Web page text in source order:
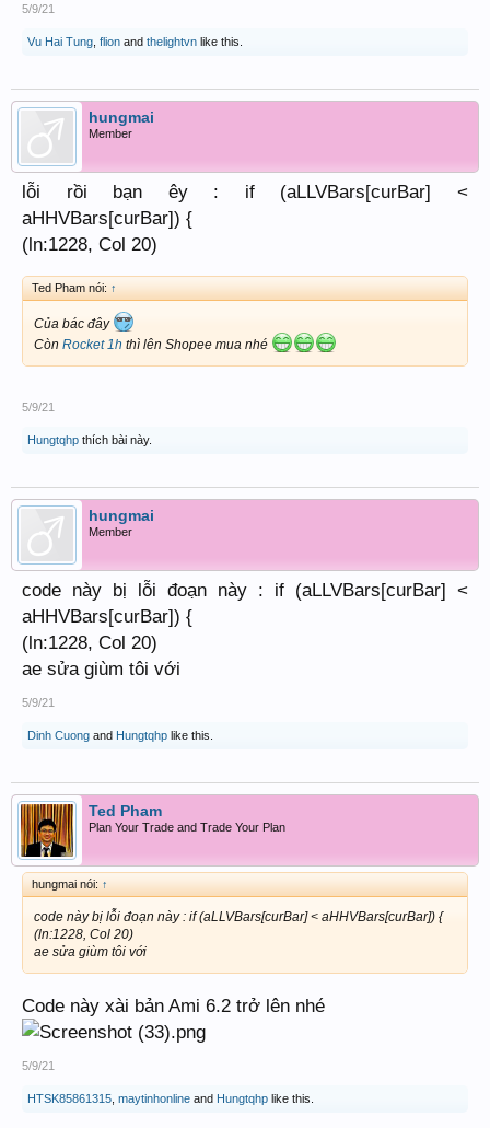
5/9/21
Vu Hai Tung flion and thelightvn like this.
hungmai
Member
lỗi rồi bạn êy : if (aLLVBars[curBar] <
aHHVBars[curBar]) {
(ln:1228, Col 20)
Ted Pham nói: ↑
Của bác đây
Còn Rocket 1h thì lên Shopee mua nhé
5/9/21
Hungtqhp thích bài này.
hungmai
Member
code này bị lỗi đoạn này : if (aLLVBars[curBar] <
aHHVBars[curBar]) {
(ln:1228, Col 20)
ae sửa giùm tôi với
5/9/21
Dinh Cuong and Hungtqhp like this.
Ted Pham
Plan Your Trade and Trade Your Plan
hungmai nói: ↑
code này bị lỗi đoạn này : if (aLLVBars[curBar] < aHHVBars[curBar]) {
(ln:1228, Col 20)
ae sửa giùm tôi với
Code này xài bản Ami 6.2 trở lên nhé
5/9/21
HTSK85861315 maytinhonline and Hungtqhp like this.